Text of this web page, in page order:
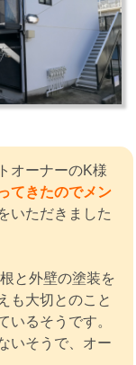
オーナーのK様
てきたのでメン
いただきました
と外壁の塗装を
も大切とのこと
いるそうです。
いそうで、オー